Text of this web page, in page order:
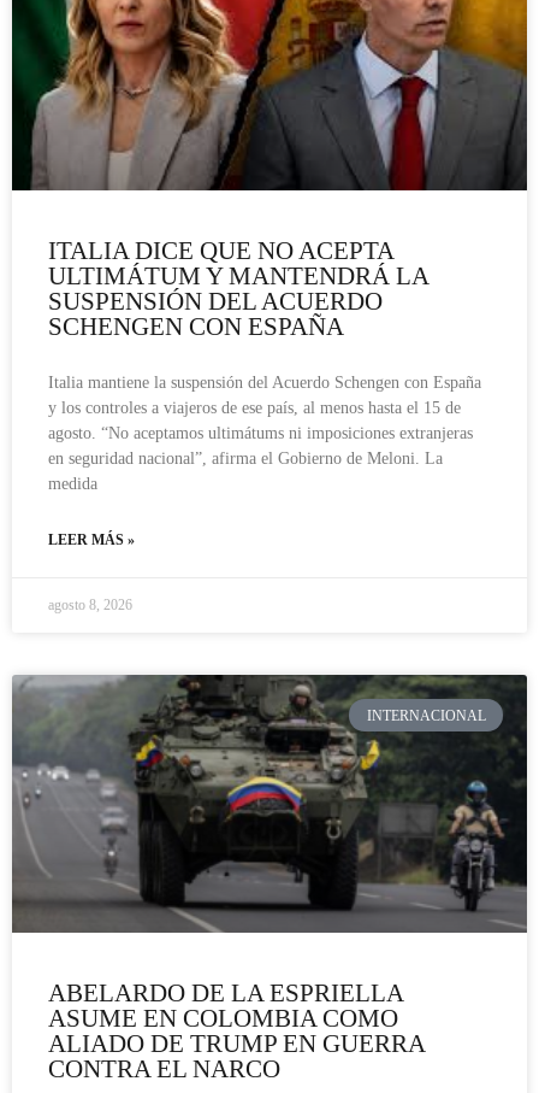
ITALIA DICE QUE NO ACEPTA
ULTIMÁTUM Y MANTENDRÁ LA
SUSPENSIÓN DEL ACUERDO
SCHENGEN CON ESPAÑA
Italia mantiene la suspensión del Acuerdo Schengen con España
y los controles a viajeros de ese país, al menos hasta el 15 de
agosto. “No aceptamos ultimátums ni imposiciones extranjeras
en seguridad nacional”, afirma el Gobierno de Meloni. La
medida
LEER MÁS »
agosto 8, 2026
INTERNACIONAL
ABELARDO DE LA ESPRIELLA
ASUME EN COLOMBIA COMO
ALIADO DE TRUMP EN GUERRA
CONTRA EL NARCO